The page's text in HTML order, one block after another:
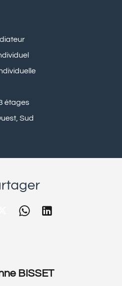
étages
Sud
BISSET